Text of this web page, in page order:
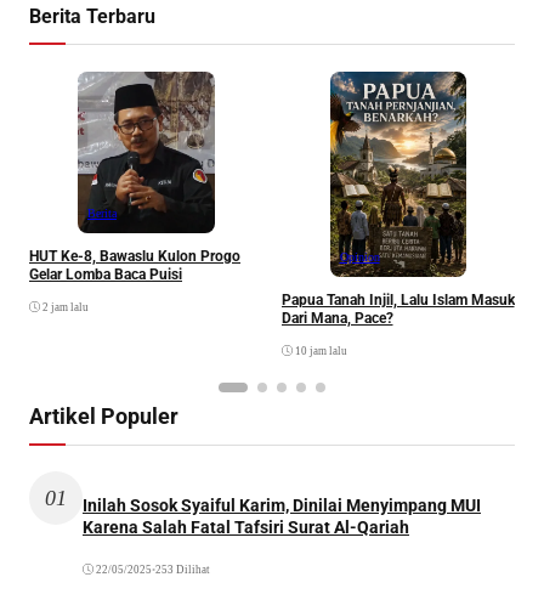
Berita Terbaru
Berita
HUT Ke-8, Bawaslu Kulon Progo
Gelar Lomba Baca Puisi
2 jam lalu
Opinion
Papua Tanah Injil, Lalu Islam Masuk
Dari Mana, Pace?
10 jam lalu
Artikel Populer
01
Inilah Sosok Syaiful Karim, Dinilai Menyimpang MUI
Karena Salah Fatal Tafsiri Surat Al-Qariah
22/05/2025 •253 Dilihat